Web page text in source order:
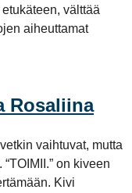
välttää
aiheuttamat
Rosaliina
vaihtuvat, mutta
on kiveen
Kivi